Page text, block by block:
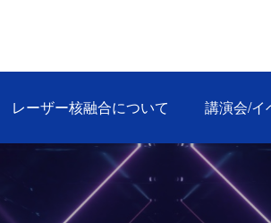
レーザー核融合について 講演会/イ